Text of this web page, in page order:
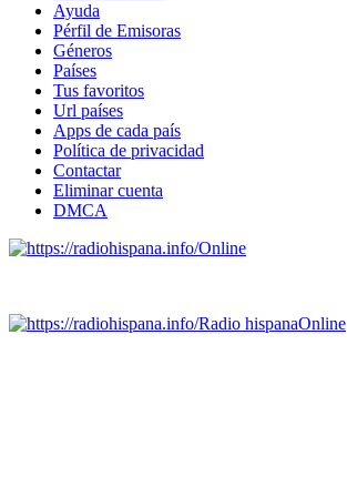
Ayuda
Pérfil de Emisoras
Géneros
Países
Tus favoritos
Url países
Apps de cada país
Política de privacidad
Contactar
Eliminar cuenta
DMCA
Online
Radio hispanaOnline